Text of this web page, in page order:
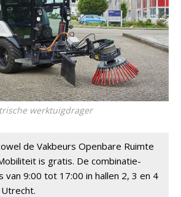
werktuigdrager
de Vakbeurs Openbare Ruimte
is gratis. De combinatie-
van 9:00 tot 17:00 in hallen 2, 3 en 4